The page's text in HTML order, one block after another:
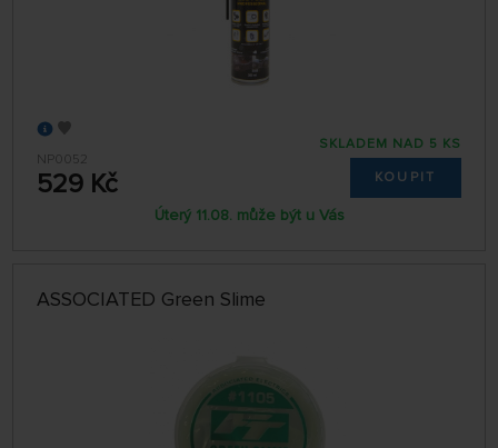
NP0052
529 Kč
SKLADEM NAD 5 KS
KOUPIT
Úterý 11.08. může být u Vás
ASSOCIATED Green Slime